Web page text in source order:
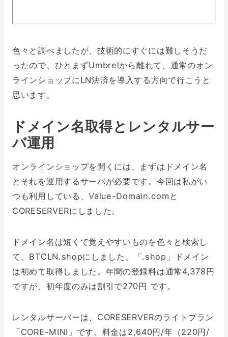
色々と調べましたが、技術的にすぐには難しそうだ
ったので、ひとまずUmbrelから離れて、通常のオン
ラインショップにLN決済を導入する方向で行こうと
思います。
ドメイン名取得とレンタルサー
バ運用
オンラインショップを開くには、まずはドメイン名
とそれを運用するサーバが必要です。今回は私がい
つも利用している、Value-Domain.comと
CORESERVERにしました。
ドメイン名は短くて覚えやすいものを色々と検索し
て、BTCLN.shopにしました。「.shop」ドメイン
は初めて取得しました。年間の登録料は通常4,378円
ですが、初年度のみは割引で270円 です。
レンタルサーバーは、CORESERVERのライトプラン
「CORE-MINI」です。料金は2,640円/年（220円/